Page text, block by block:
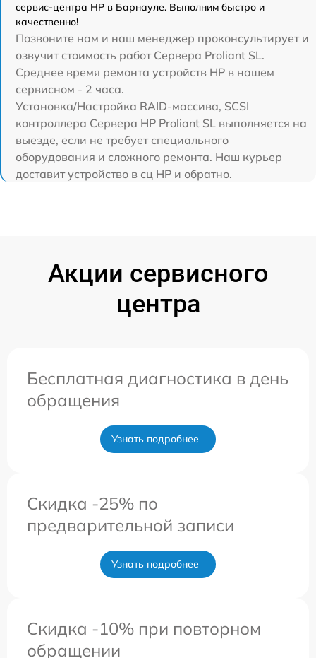
сервис-центра HP в Барнауле. Выполним быстро и
качественно!
Позвоните нам и наш менеджер проконсультирует и
озвучит стоимость работ Сервера Proliant SL.
Среднее время ремонта устройств HP в нашем
сервисном - 2 часа.
Установка/Настройка RAID-массива, SCSI
контроллера Сервера HP Proliant SL выполняется на
выезде, если не требует специального
оборудования и сложного ремонта. Наш курьер
доставит устройство в сц HP и обратно.
Акции сервисного
центра
Бесплатная диагностика в день
обращения
Узнать подробнее
Скидка -25% по
предварительной записи
Узнать подробнее
Скидка -10% при повторном
обращении